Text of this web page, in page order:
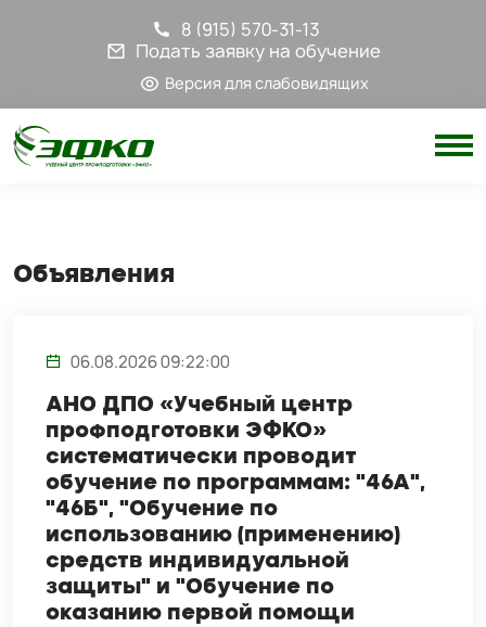
8 (915) 570-31-13
Подать заявку на обучение
Версия для слабовидящих
Объявления
06.08.2026 09:22:00
АНО ДПО «Учебный центр
профподготовки ЭФКО»
систематически проводит
обучение по программам: "46А",
"46Б", "Обучение по
использованию (применению)
средств индивидуальной
защиты" и "Обучение по
оказанию первой помощи